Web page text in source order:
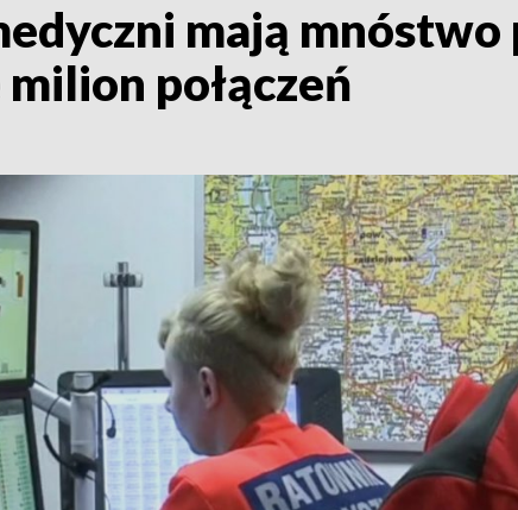
mają mnóstwo
połączeń